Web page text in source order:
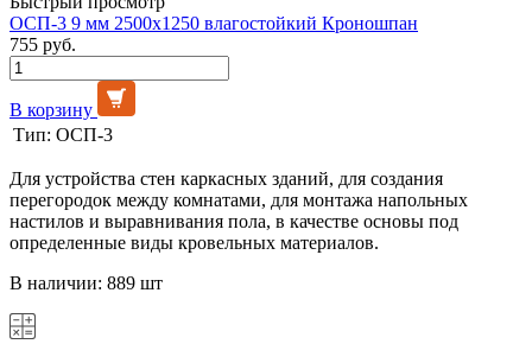
ОСП-3 9 мм 2500х1250 влагостойкий Кроношпан
755 руб.
В корзину
Тип: ОСП-3
Для устройства стен каркасных зданий, для создания
перегородок между комнатами, для монтажа напольных
настилов и выравнивания пола, в качестве основы под
определенные виды кровельных материалов.
В наличии: 889 шт